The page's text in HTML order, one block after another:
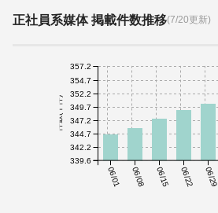
正社員系媒体 掲載件数推移(7/20更新)
06/01 06/08 06/15 06/22 06/29
件数(千件)
339.6
342.2
344.7
347.2
349.7
352.2
354.7
357.2